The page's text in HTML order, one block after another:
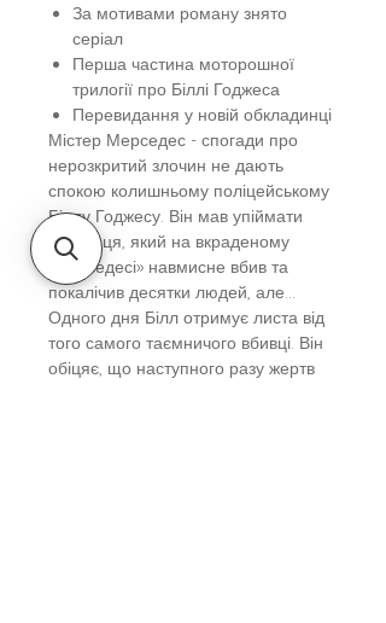
За мотивами роману знято
серіал
Перша частина моторошної
трилогії про Біллі Годжеса
Перевидання у новій обкладинці
Містер Мерседес - спогади про
нерозкритий злочин не дають
спокою колишньому поліцейському
Біллу Годжесу. Він мав упіймати
злочинця, який на вкраденому
«мерседесі» навмисне вбив та
покалічив десятки людей, але…
Одного дня Білл отримує листа від
того самого таємничого вбивці. Він
обіцяє, що наступного разу жертв